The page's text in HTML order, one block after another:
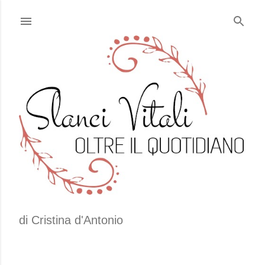
di Cristina d'Antonio